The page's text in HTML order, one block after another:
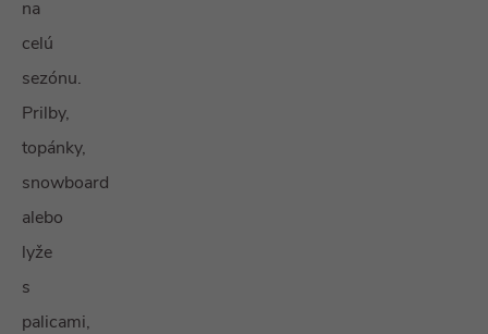
na
celú
sezónu.
Prilby,
topánky,
snowboard
alebo
lyže
s
palicami,